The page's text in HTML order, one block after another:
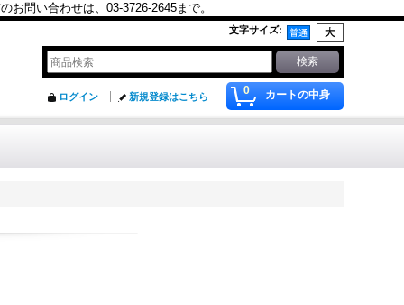
問い合わせは、03-3726-2645まで。
文字サイズ:
0 カートの中身
ログイン 新規登録はこちら